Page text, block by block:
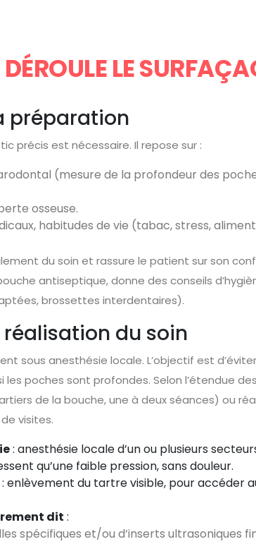
LE
préparation
précis est nécessaire. Il repose sur :
(mesure de la profondeur des
osseuse.
habitudes de vie (tabac, stress,
du soin et rassure le patient sur son
antiseptique, donne des conseils
brossettes interdentaires).
réalisation du soin
sous anesthésie locale. L’objectif est
poches sont profondes. Selon l’étendue
de la bouche, une à deux séances) ou
visites.
: anesthésie locale d’un ou plusieurs
qu’une faible pression, sans douleur.
: enlèvement du tartre visible, pour accéder
dit :
spécifiques et/ou d’inserts ultrasoniques